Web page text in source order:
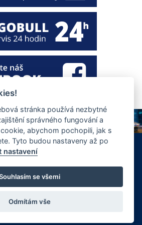
info@ewt.cz
EWT spol. s.r.o., realizace
learning,tvorba webových stránek.
s.r.o.
stránka používá nezbytné
správného fungování a
abychom pochopili, jak s
Tyto budou nastaveny až po
nastavení
se všemi
Odmítám vše